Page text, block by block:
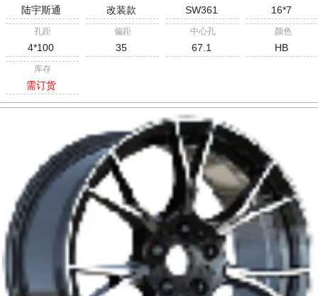
陆宇斯通 改装款 SW361 16*7
孔距
4*100
偏距
35
中心孔
67.1
颜色
HB
库存
需订货